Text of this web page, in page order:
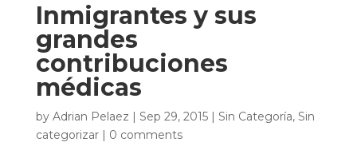
Inmigrantes y sus
grandes
contribuciones
médicas
by Adrian Pelaez | Sep 29, 2015| Sin Categoría, Sin
categorizar| 0 comments